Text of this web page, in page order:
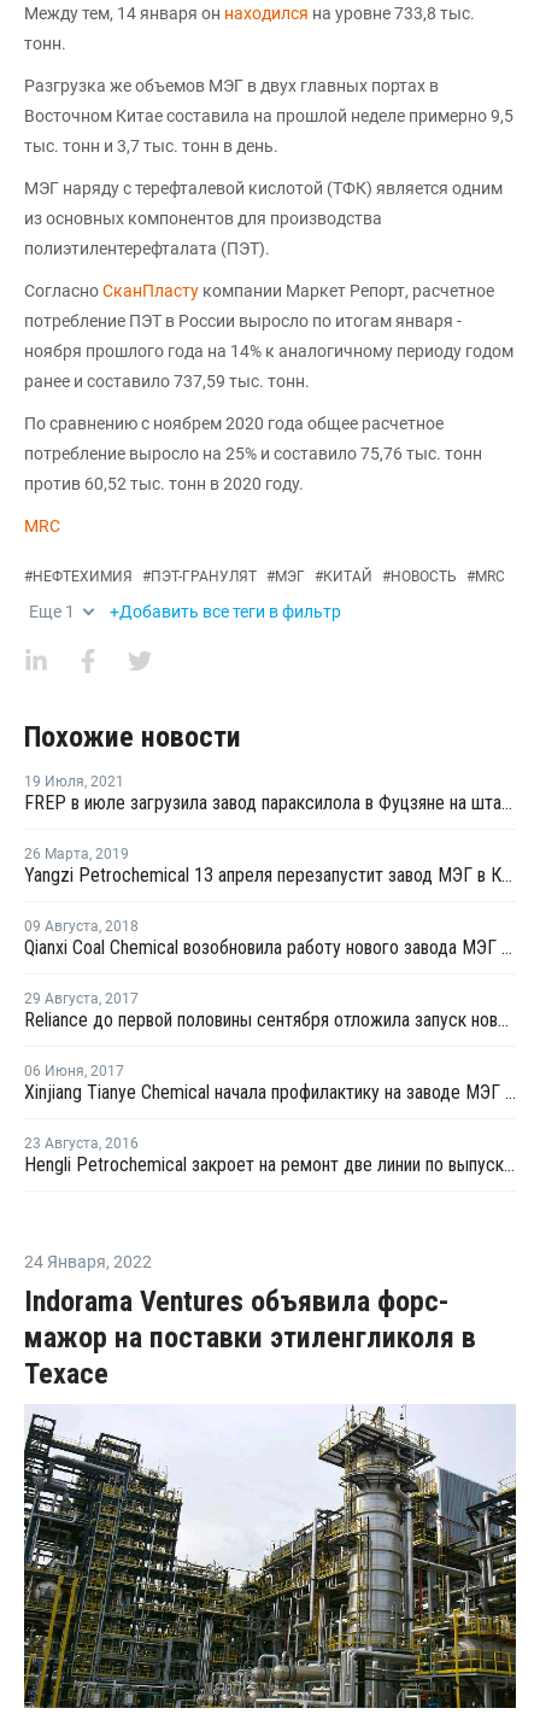
Между тем, 14 января он находился на уровне 733,8 тыс.
тонн.
Разгрузка же объемов МЭГ в двух главных портах в
Восточном Китае составила на прошлой неделе примерно 9,5
тыс. тонн и 3,7 тыс. тонн в день.
МЭГ наряду с терефталевой кислотой (ТФК) является одним
из основных компонентов для производства
полиэтилентерефталата (ПЭТ).
СогласноСканПласту компании Маркет Репорт, расчетное
потребление ПЭТ в России выросло по итогам января -
ноября прошлого года на 14% к аналогичному периоду годом
ранее и составило 737,59 тыс. тонн.
По сравнению с ноябрем 2020 года общее расчетное
потребление выросло на 25% и составило 75,76 тыс. тонн
против 60,52 тыс. тонн в 2020 году.
MRC
#НЕФТЕХИМИЯ #ПЭТ-ГРАНУЛЯТ #МЭГ #КИТАЙ #НОВОСТЬ #MRC
Еще 1 +Добавить все теги в фильтр
Похожие новости
19 Июля, 2021
FREP в июле загрузила завод параксилола в Фуцзяне на штатном уровне
26 Марта, 2019
Yangzi Petrochemical 13 апреля перезапустит завод МЭГ в Китае после планового ремонта
09 Августа, 2018
Qianxi Coal Chemical возобновила работу нового завода МЭГ в Цяньси после профилактики
29 Августа, 2017
Reliance до первой половины сентября отложила запуск нового завода МЭГ в Джамнагаре
06 Июня, 2017
Xinjiang Tianye Chemical начала профилактику на заводе МЭГ в Китае
23 Августа, 2016
Hengli Petrochemical закроет на ремонт две линии по выпуску ТФК в сентябре-октябре
24 Января, 2022
Indorama Ventures объявила форс-
мажор на поставки этиленгликоля в
Техасе